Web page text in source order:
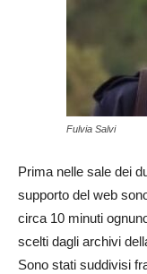
Fulvia Salvi
Prima nelle sale dei
supporto del web
circa 10 minuti
scelti dagli archivi
Sono stati suddivisi